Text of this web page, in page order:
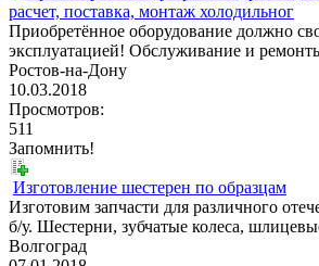
расчет, поставка, монтаж холодильног
Приобретённое оборудование должно
эксплуатацией! Обслуживание и
Ростов-на-Дону
10.03.2018
Просмотров:
511
Запомнить!
Изготовление шестерен по образцам
Изготовим запчасти для различного
б/у. Шестерни, зубчатые колеса,
Волгоград